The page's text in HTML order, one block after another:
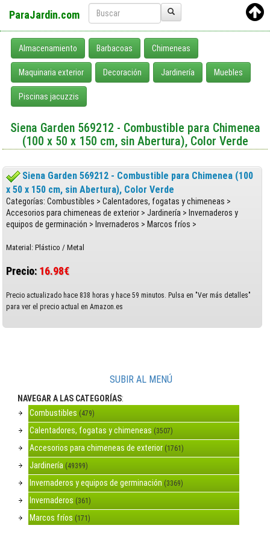
ParaJardin.com
Almacenamiento Barbacoas Chimeneas
Maquinaria exterior Decoración Jardinería Muebles
Piscinas jacuzzis
Siena Garden 569212 - Combustible para Chimenea
(100 x 50 x 150 cm, sin Abertura), Color Verde
Siena Garden 569212 - Combustible para Chimenea (100
x 50 x 150 cm, sin Abertura), Color Verde
Categorías: Combustibles > Calentadores, fogatas y chimeneas >
Accesorios para chimeneas de exterior > Jardinería > Invernaderos y
equipos de germinación > Invernaderos > Marcos fríos >
Material: Plástico / Metal
Precio: 16.98€
Precio actualizado hace 838 horas y hace 59 minutos. Pulsa en "Ver más detalles"
para ver el precio actual en Amazon.es
SUBIR AL MENÚ
NAVEGAR A LAS CATEGORÍAS:
Combustibles (479)
Calentadores, fogatas y chimeneas (3507)
Accesorios para chimeneas de exterior (1761)
Jardinería (49399)
Invernaderos y equipos de germinación (3369)
Invernaderos (361)
Marcos fríos (171)